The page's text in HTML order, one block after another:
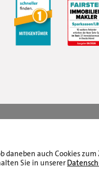
auch Cookies
Sie in unserer